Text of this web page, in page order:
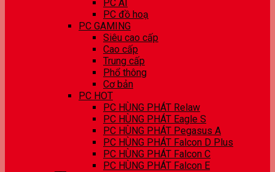
PC AI
PC đồ hoạ
PC GAMING
Siêu cao cấp
Cao cấp
Trung cấp
Phổ thông
Cơ bản
PC HOT
PC HÙNG PHÁT Relaw
PC HÙNG PHÁT Eagle S
PC HÙNG PHÁT Pegasus A
PC HÙNG PHÁT Falcon D Plus
PC HÙNG PHÁT Falcon C
PC HÙNG PHÁT Falcon E